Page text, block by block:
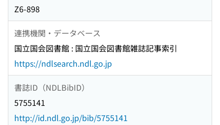
Z6-898
連携機関・データベース
国立国会図書館 : 国立国会図書館雑誌記事索引
https://ndlsearch.ndl.go.jp
書誌ID（NDLBibID）
5755141
http://id.ndl.go.jp/bib/5755141